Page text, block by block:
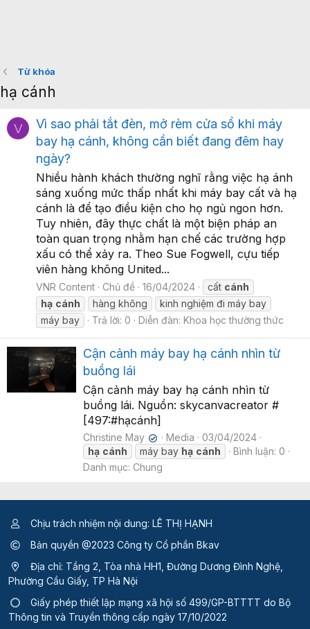
Từ khóa
hạ cánh
V
Vì sao phải tắt đèn, mở rèm cửa sổ khi máy
bay hạ cánh, không cần biết đang đêm hay
ngày?
Nhiều hành khách thường nghĩ rằng việc hạ ánh
sáng xuống mức thấp nhất khi máy bay cất và hạ
cánh là để tạo điều kiện cho họ ngủ ngon hơn.
Tuy nhiên, đây thực chất là một biện pháp an
toàn quan trọng nhằm hạn chế các trường hợp
xấu có thể xảy ra. Theo Sue Fogwell, cựu tiếp
viên hàng không United...
VNR Content Chủ đề 16/04/2024 cất cánh
hạ cánh hàng không
kinh nghiệm đi máy bay
máy bay
Trả lời: 0 Diễn đàn: Khoa học thường thức
Cận cảnh máy bay hạ cánh nhìn từ
buồng lái
Cận cảnh máy bay hạ cánh nhìn từ
buồng lái. Nguồn: skycanvacreator #
[497:#hạcánh]
Christine May ✔ Media
03/04/2024
hạ cánh máy bay hạ cánh
Bình luận: 0
Danh mục: Chung
Chịu trách nhiệm nội dung: LÊ THỊ HẠNH
Bản quyền @2023 Công ty Cổ phần Bkav
Địa chỉ: Tầng 2, Tòa nhà HH1, Đường Dương Đình Nghệ,
Phường Cầu Giấy, TP Hà Nội
Giấy phép thiết lập mạng xã hội số 499/GP-BTTTT do Bộ
Thông tin và Truyền thông cấp ngày 17/10/2022